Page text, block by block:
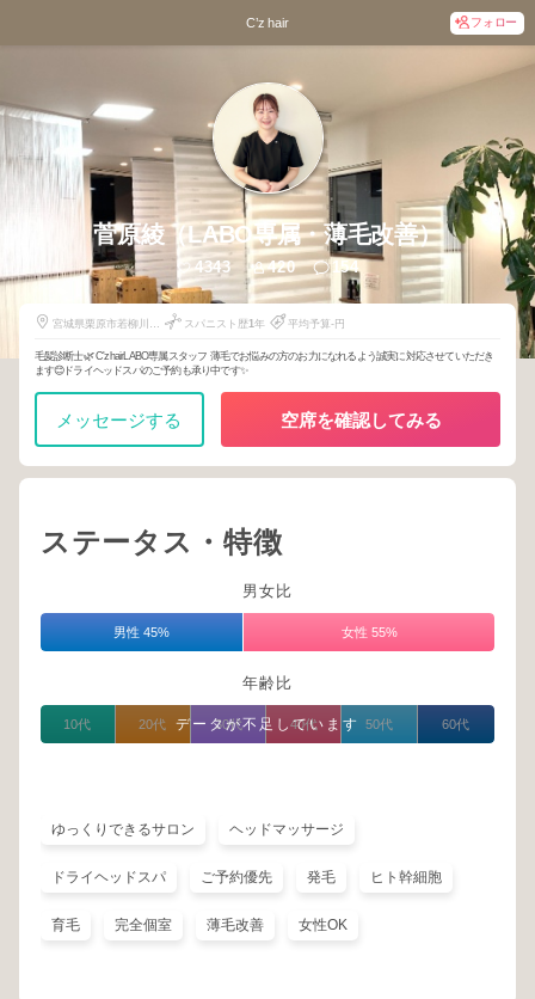
C’z hair フォロー
菅原綾（LABO専属・薄毛改善）
4343 420 154
宮城県栗原市若柳川北
スパニスト歴1年 平均予算-円
毛髪診断士🌿 C'zhairLABO専属スタッフ 薄毛でお悩みの方のお力になれるよう誠実に対応させていただき
ます😊ドライヘッドスパのご予約も承り中です✨
メッセージする 空席を確認してみる
ステータス・特徴
男女比
男性 45% 女性 55%
年齢比
データが不足しています
10代 20代 30代 40代 50代 60代
ゆっくりできるサロン ヘッドマッサージ
ドライヘッドスパ ご予約優先 発毛 ヒト幹細胞
育毛 完全個室 薄毛改善 女性OK